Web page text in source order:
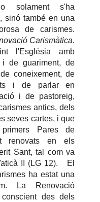
solament s'ha
sinó també en una
de carismes.
Carismàtica.
l'Església amb
i de guariment, de
coneixement, de
i de parlar en
i de pastoreig,
antics, dels
seves cartes, i que
Pares de
renovats en els
Sant, tal com va
II (LG 12). El
ha estat una
La Renovació
des dels